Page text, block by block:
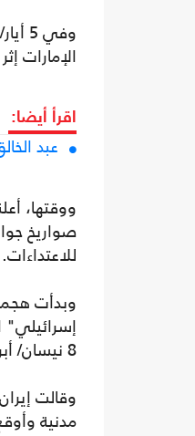
الإمارات
اقرأ أيضا:
عبد
للاعتداءات.
إسرائيلي"
8 نيسان/ أبريل الماضي.
وقالت
مدنية